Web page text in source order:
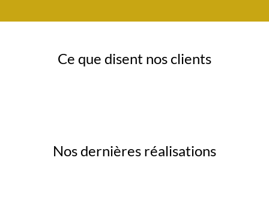
Ce que disent nos clients
Nos dernières réalisations